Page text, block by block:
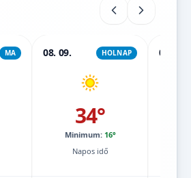
MA 08. 09. HOLNAP
34°
Minimum: 16°
Napos idő
08. 10.